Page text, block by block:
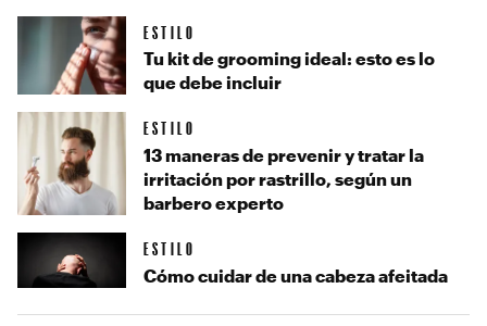
ESTILO
Tu kit de grooming ideal: esto es lo
que debe incluir
ESTILO
13 maneras de prevenir y tratar la
irritación por rastrillo, según un
barbero experto
ESTILO
Cómo cuidar de una cabeza afeitada